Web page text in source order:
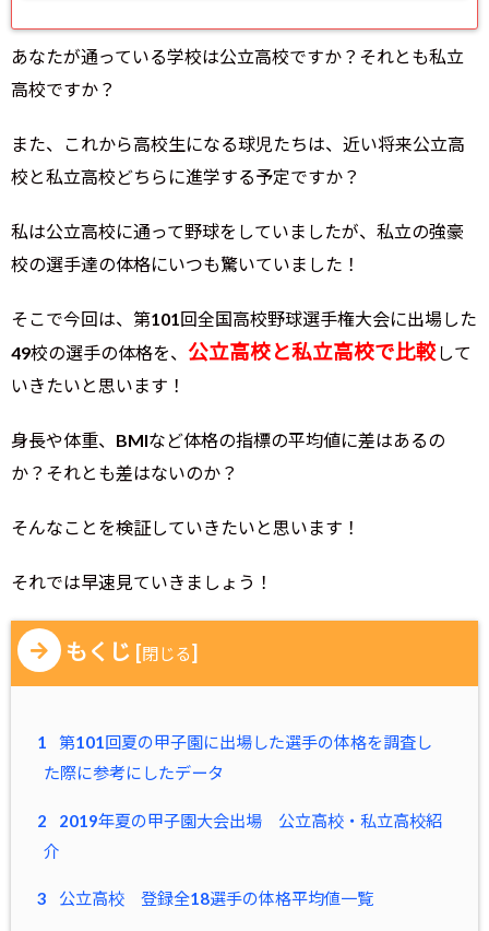
あなたが通っている学校は公立高校ですか？それとも私立
高校ですか？
また、これから高校生になる球児たちは、近い将来公立高
校と私立高校どちらに進学する予定ですか？
私は公立高校に通って野球をしていましたが、私立の強豪
校の選手達の体格にいつも驚いていました！
そこで今回は、第101回全国高校野球選手権大会に出場した
49校の選手の体格を、 公立高校と私立高校で比較 して
いきたいと思います！
身長や体重、BMIなど体格の指標の平均値に差はあるの
か？それとも差はないのか？
そんなことを検証していきたいと思います！
それでは早速見ていきましょう！
もくじ [閉じる]
1
第101回夏の甲子園に出場した選手の体格を調査し
た際に参考にしたデータ
2
2019年夏の甲子園大会出場 公立高校・私立高校紹
介
3 公立高校 登録全18選手の体格平均値一覧